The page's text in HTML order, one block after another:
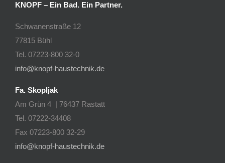
KNOPF – Ein Bad. Ein Partner.
Schwanenstraße 12
77815 Bühl
Tel. 07223-800 32-0
info@knopf-haustechnik.de
Fa. Skopljak
Am Grün 4 | 76437 Rastatt
Tel. 07222-34408
Fax 07223-800 32-29
info@knopf-haustechnik.de